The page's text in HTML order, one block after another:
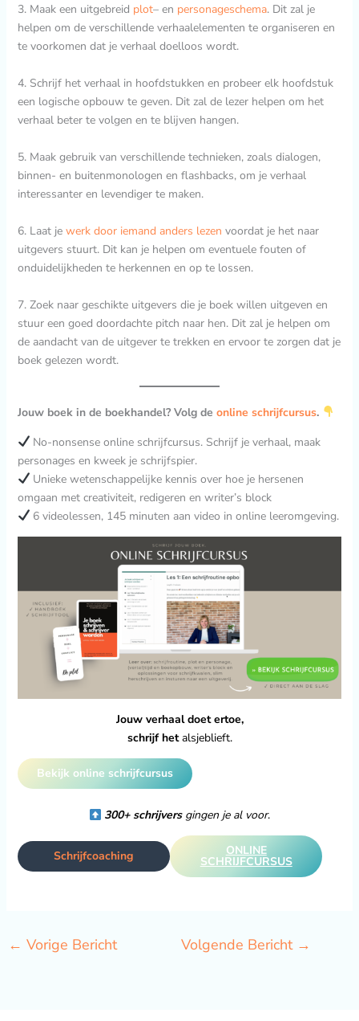
3. Maak een uitgebreid plot– en personageschema. Dit zal je
helpen om de verschillende verhaalelementen te organiseren en
te voorkomen dat je verhaal doelloos wordt.
4. Schrijf het verhaal in hoofdstukken en probeer elk hoofdstuk
een logische opbouw te geven. Dit zal de lezer helpen om het
verhaal beter te volgen en te blijven hangen.
5. Maak gebruik van verschillende technieken, zoals dialogen,
binnen- en buitenmonologen en flashbacks, om je verhaal
interessanter en levendiger te maken.
6. Laat je werk door iemand anders lezen voordat je het naar
uitgevers stuurt. Dit kan je helpen om eventuele fouten of
onduidelijkheden te herkennen en op te lossen.
7. Zoek naar geschikte uitgevers die je boek willen uitgeven en
stuur een goed doordachte pitch naar hen. Dit zal je helpen om
de aandacht van de uitgever te trekken en ervoor te zorgen dat je
boek gelezen wordt.
Jouw boek in de boekhandel? Volg de online schrijfcursus.
No-nonsense online schrijfcursus. Schrijf je verhaal, maak
personages en kweek je schrijfspier.
Unieke wetenschappelijke kennis over hoe je hersenen
omgaan met creativiteit, redigeren en writer’s block
6 videolessen, 145 minuten aan video in online leeromgeving.
Jouw verhaal doet ertoe,
schrijf hetalsjeblieft.
Bekijk online schrijfcursus
300+ schrijvers gingen je al voor.
Schrijfcoaching ONLINE
SCHRIJFCURSUS
← Vorige Bericht Volgende Bericht →